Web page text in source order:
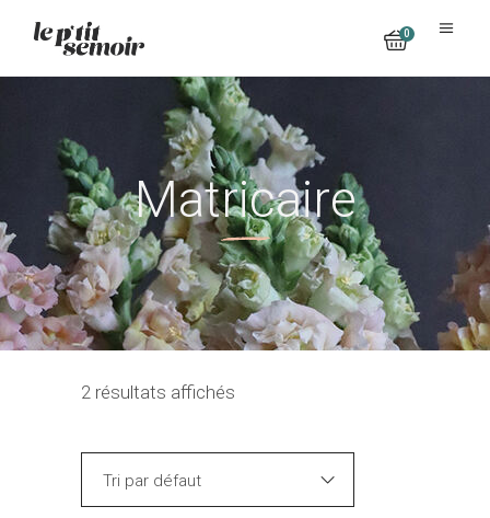
0
No products in the cart.
Matricaire
2 résultats affichés
Tri par défaut